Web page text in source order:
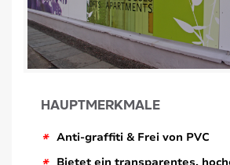
HAUPTMERKMALE
* Anti-graffiti & Frei von PVC